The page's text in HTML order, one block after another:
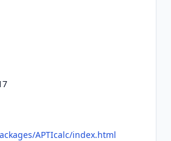
APTIcalc/index.html